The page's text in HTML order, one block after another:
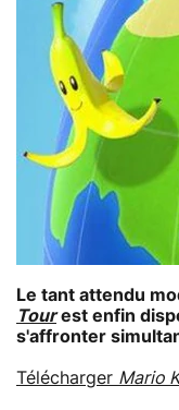
Le tant attendu
Tourest enfin
s'affronter
Télécharger Mario